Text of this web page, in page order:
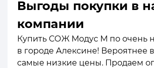
Выгоды покупки в
компании
Купить СОЖ Модус М по очень
в городе Алексине! Вероятнее
самые низкие цены. Продаем